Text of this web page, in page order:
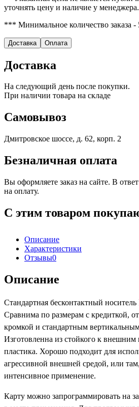
уточнять цену и наличие у менеджера.
*** Минимальное количество заказа -
Доставка Оплата
Доставка
На следующий день после покупки.
При наличии товара на складе
Самовывоз
Дмитровское шоссе, д. 62, корп. 2
Безналичная оплата
Вы оформляете заказ на сайте. В
на оплату.
С этим товаром
Описание
Характеристики
Отзывы0
Описание
Стандартная бесконтактный
Сравнима по размерам с кредиткой,
кромкой и стандартным
Изготовленна из стойкого к внешним
пластика. Хорошо подходит для
агрессивной внешней средой, или там,
интенсивное применение.
Карту можно запрограммировать на